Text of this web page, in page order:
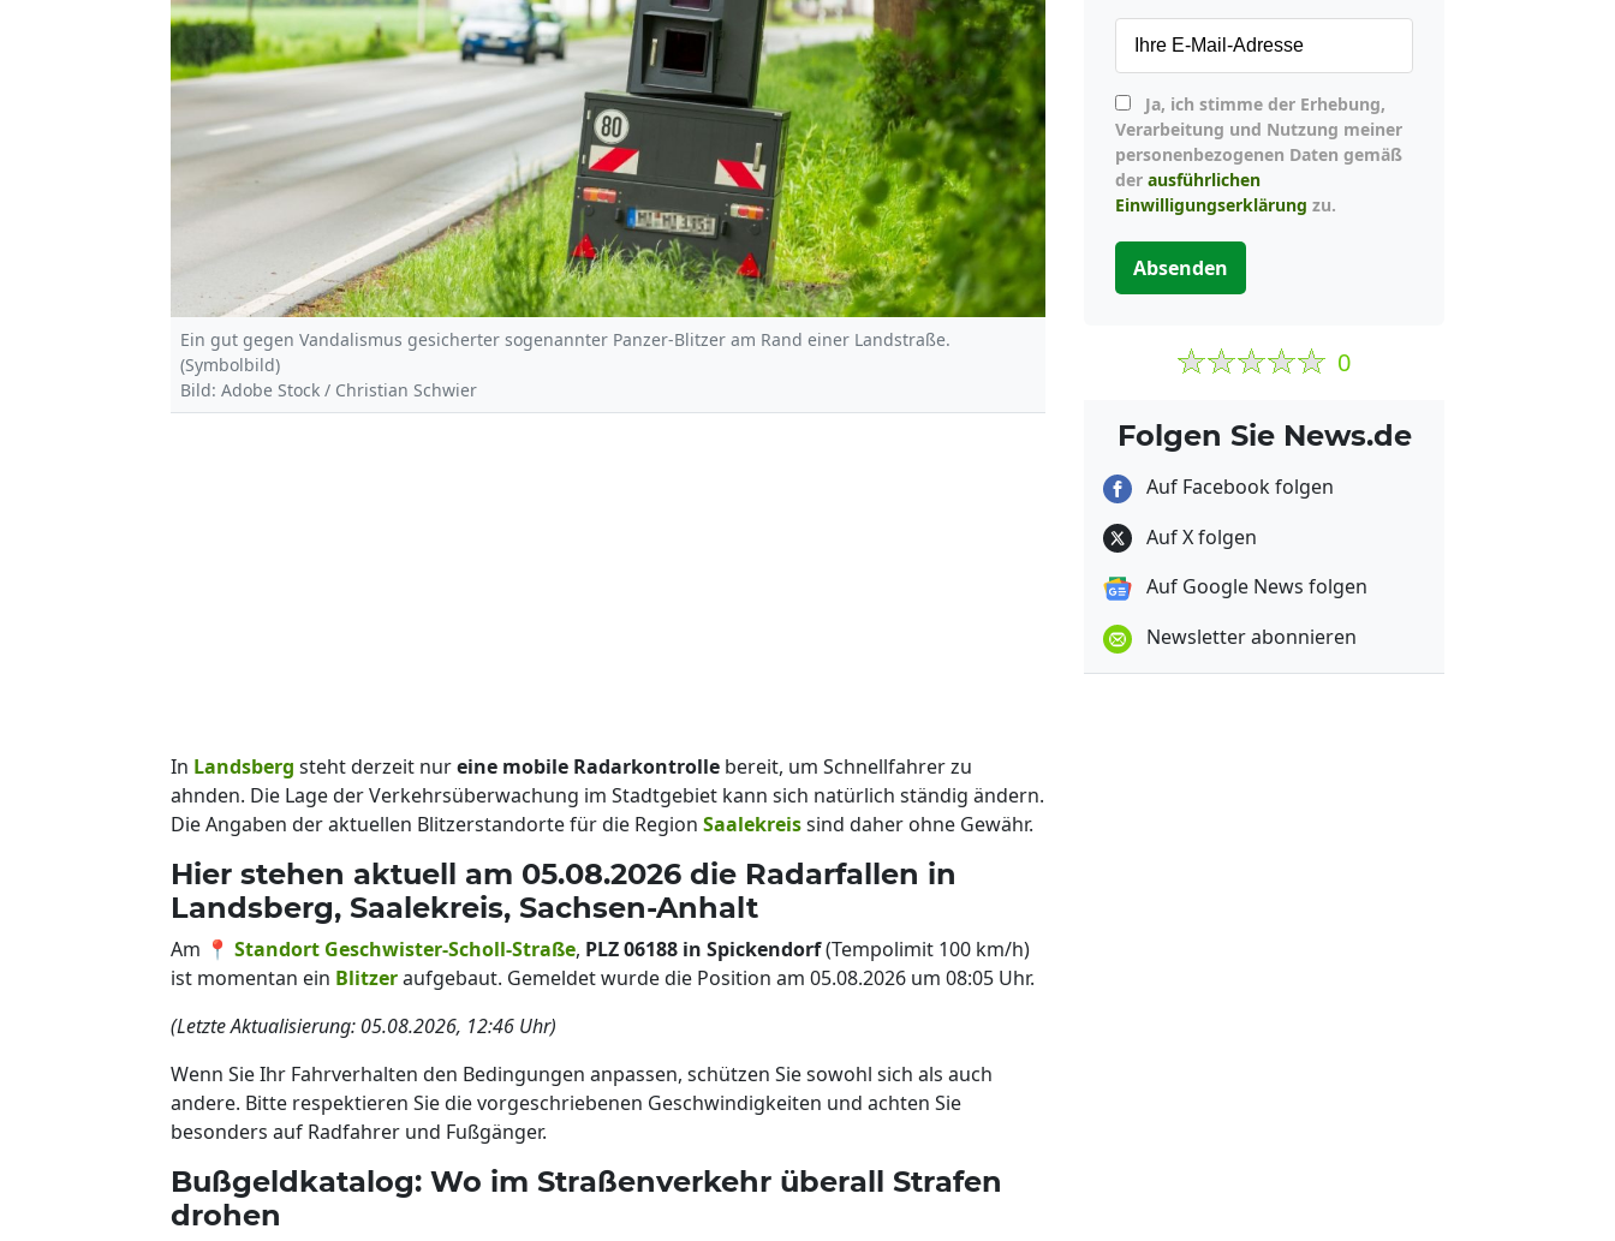
Ein gut gegen Vandalismus gesicherter sogenannter Panzer-Blitzer am Rand einer Landstraße.
(Symbolbild)
Bild: Adobe Stock / Christian Schwier
In Landsberg steht derzeit nureine mobile Radarkontrolle bereit, um Schnellfahrer zu
ahnden. Die Lage der Verkehrsüberwachung im Stadtgebiet kann sich natürlich ständig ändern.
Die Angaben der aktuellen Blitzerstandorte für die Region Saalekreissind daher ohne Gewähr.
Hier stehen aktuell am 05.08.2026 die Radarfallen in
Landsberg, Saalekreis, Sachsen-Anhalt
Am 📍 Standort Geschwister-Scholl-Straße, PLZ 06188 in Spickendorf(Tempolimit 100 km/h)
ist momentan ein Blitzeraufgebaut. Gemeldet wurde die Position am 05.08.2026 um 08:05 Uhr.
(Letzte Aktualisierung: 05.08.2026, 12:46 Uhr)
Wenn Sie Ihr Fahrverhalten den Bedingungen anpassen, schützen Sie sowohl sich als auch
andere. Bitte respektieren Sie die vorgeschriebenen Geschwindigkeiten und achten Sie
besonders auf Radfahrer und Fußgänger.
Bußgeldkatalog: Wo im Straßenverkehr überall Strafen
drohen
Verarbeitung und Nutzung meiner
personenbezogenen Daten gemäß
der ausführlichen
Einwilligungserklärung zu.
Absenden
0
Folgen Sie News.de
Auf Facebook folgen
Auf X folgen
Auf Google News folgen
Newsletter abonnieren